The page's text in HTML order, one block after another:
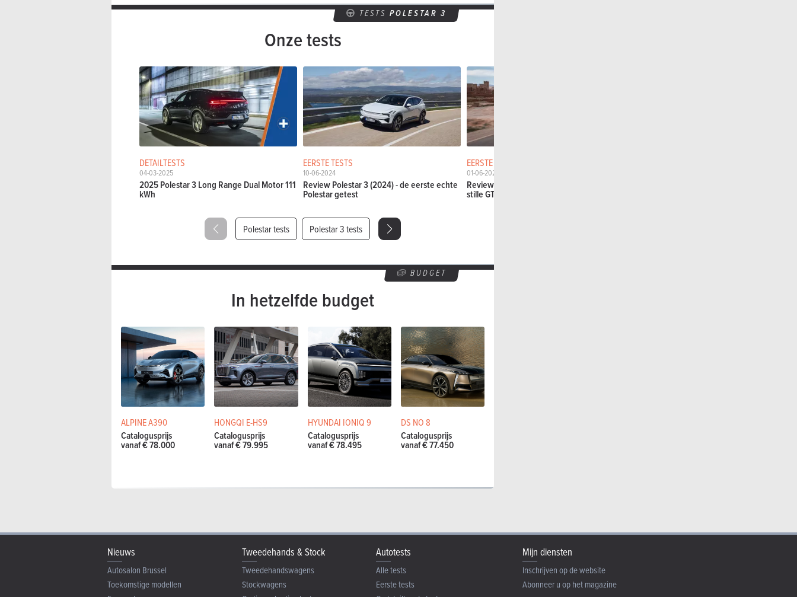
TESTSPOLESTAR 3
Onze tests
DETAILTESTS
04-03-2025
2025 Polestar 3 Long Range Dual Motor 111
kWh
EERSTE TESTS
10-06-2024
Review Polestar 3 (2024) - de eerste echte
Polestar getest
EERSTE TESTS
01-06-2026
Review Polestar 5 Performance (2026) –
stille GT
Polestar tests Polestar 3 tests
BUDGET
In hetzelfde budget
ALPINE A390
Catalogusprijs
vanaf € 78.000
HONGQI E-HS9
Catalogusprijs
vanaf € 79.995
HYUNDAI IONIQ 9
Catalogusprijs
vanaf € 78.495
DS NO 8
Catalogusprijs
vanaf € 77.450
Nieuws
Autosalon Brussel
Toekomstige modellen
Tweedehands & Stock
Tweedehandswagens
Stockwagens
Autotests
Alle tests
Eerste tests
Mijn diensten
Inschrijven op de website
Abonneer u op het magazine